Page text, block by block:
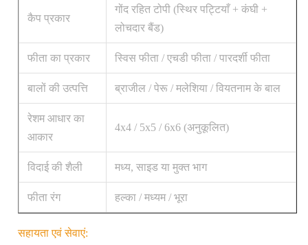
कैप प्रकार
गोंद रहित टोपी (स्थिर पट्टियाँ + कंघी +
लोचदार बैंड)
फीता का प्रकार स्विस फीता / एचडी फीता / पारदर्शी फीता
बालों की उत्पत्ति ब्राजील / पेरू / मलेशिया / वियतनाम के बाल
रेशम आधार का
आकार
4x4 / 5x5 / 6x6 (अनुकूलित)
विदाई की शैली मध्य, साइड या मुक्त भाग
फीता रंग हल्का / मध्यम / भूरा
सहायता एवं सेवाएं: